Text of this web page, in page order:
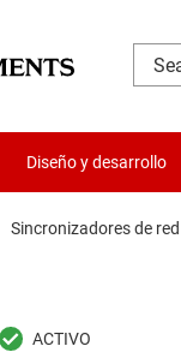
Diseño y desarrollo
Sincronizadores de